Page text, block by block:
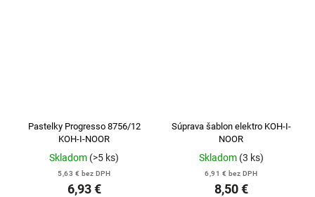
Pastelky Progresso 8756/12
KOH-I-NOOR
Skladom (>5 ks)
5,63 € bez DPH
6,93 €
Súprava šablon elektro KOH-I-
NOOR
Skladom (3 ks)
6,91 € bez DPH
8,50 €